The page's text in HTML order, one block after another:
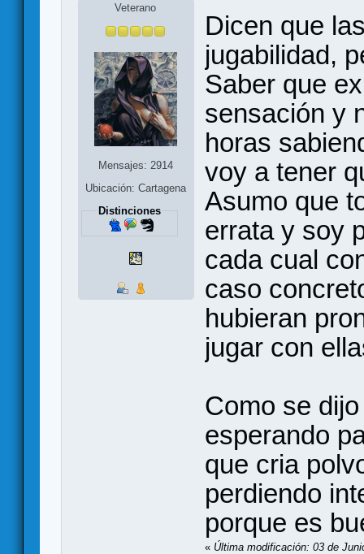
Veterano
Mensajes: 2914
Ubicación: Cartagena
Distinciones
Dicen que
jugabilidad,
Saber que
sensación y
horas
voy a tener
Asumo que
errata y soy
cada cual
caso
hubieran
jugar con
Como se
esperando
que cria
perdiendo
porque es
« Última modificación: 03 de